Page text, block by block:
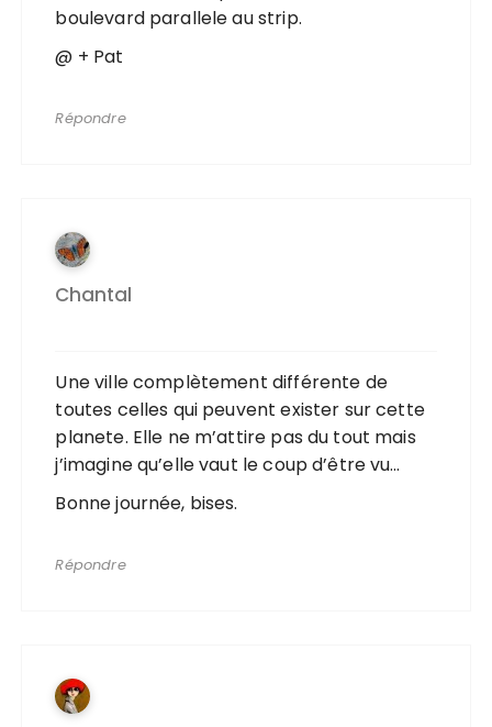
boulevard parallele au strip.
@ + Pat
Répondre
Chantal
Une ville complètement différente de
toutes celles qui peuvent exister sur cette
planete. Elle ne m’attire pas du tout mais
j’imagine qu’elle vaut le coup d’être vu…
Bonne journée, bises.
Répondre